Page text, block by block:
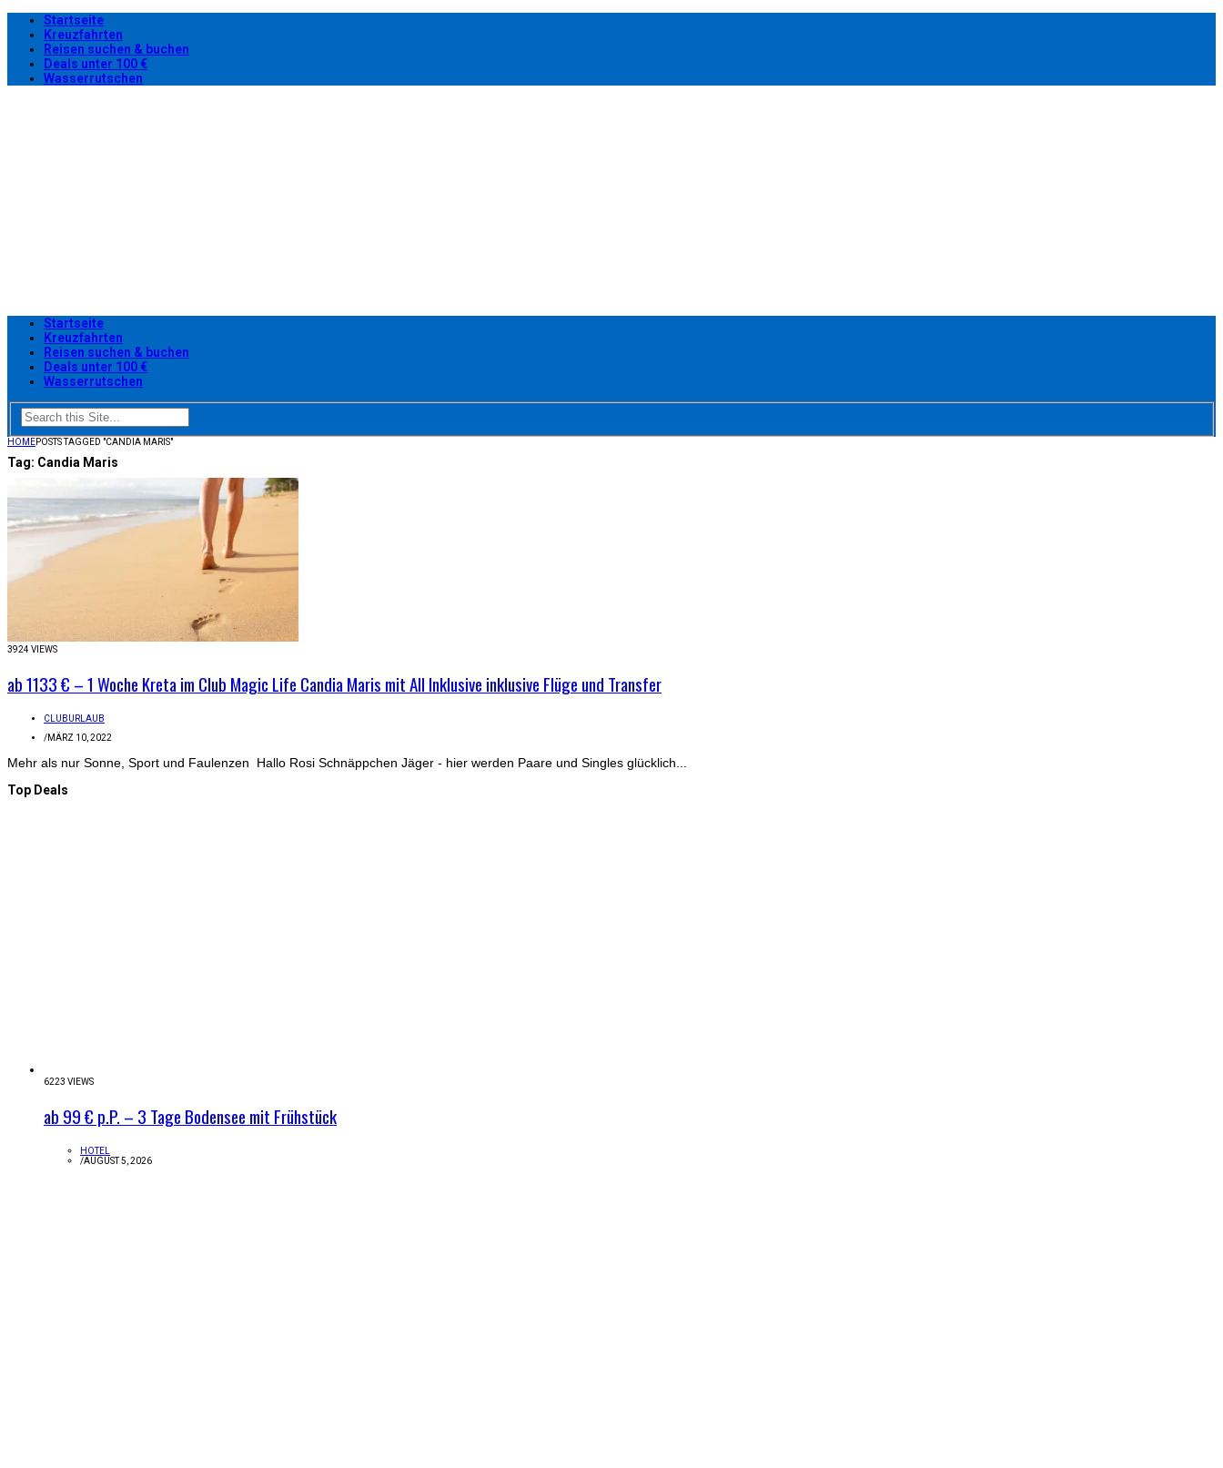
Startseite
Kreuzfahrten
Reisen suchen & buchen
Deals unter 100 €
Wasserrutschen
Startseite
Kreuzfahrten
Reisen suchen & buchen
Deals unter 100 €
Wasserrutschen
HOMEPOSTS TAGGED "CANDIA MARIS"
Tag: Candia Maris
3924 VIEWS
ab 1133 € – 1 Woche Kreta im Club Magic Life Candia Maris mit All Inklusive inklusive Flüge und Transfer
CLUBURLAUB
/MÄRZ 10, 2022
Mehr als nur Sonne, Sport und Faulenzen Hallo Rosi Schnäppchen Jäger - hier werden Paare und Singles glücklich...
Top Deals
6223 VIEWS
ab 99 € p.P. – 3 Tage Bodensee mit Frühstück
HOTEL
/AUGUST 5, 2026